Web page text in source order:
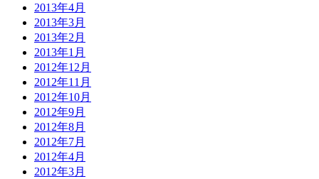
2013年4月
2013年3月
2013年2月
2013年1月
2012年12月
2012年11月
2012年10月
2012年9月
2012年8月
2012年7月
2012年4月
2012年3月